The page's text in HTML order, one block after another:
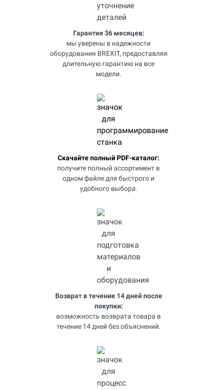
Гарантия 36 месяцев:
мы уверены в надежности
оборудования BREXIT, предоставляя
длительную гарантию на все
модели.
Скачайте полный PDF-каталог:
получите полный ассортимент в
одном файле для быстрого и
удобного выбора.
Возврат в течение 14 дней после
покупки:
возможность возврата товара в
течение 14 дней без объяснений.